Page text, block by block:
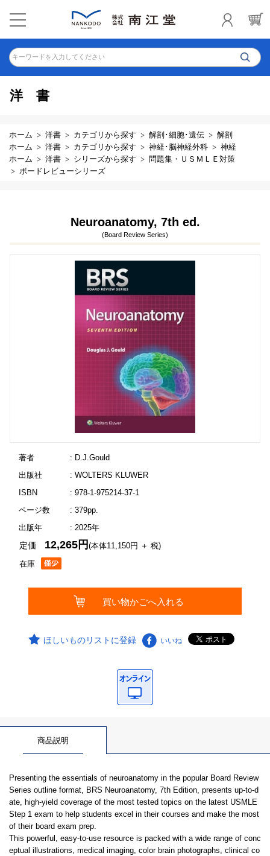
キーワードを入力してください
洋書
ホーム 洋書 カテゴリから探す 解剖･細胞･遺伝
解剖
ホーム
洋書 カテゴリから探す 神経･脳神経外科
神経
ホーム
洋書 シリーズから探す
問題集・ＵＳＭＬＥ対策
ボードレビューシリーズ
Neuroanatomy, 7th ed.
(Board Review Series)
著者
: D.J.Gould
出版社
: WOLTERS KLUWER
ISBN
: 978-1-975214-37-1
ページ数
: 379pp.
出版年
: 2025年
在庫
定価 12,265円(本体11,150円 ＋ 税)
ほしいものリストに登録 いいね
商品説明
Presenting the essentials of neuroanatomy in the popular Board Review
Series outline format, BRS Neuroanatomy, 7th Edition, presents up-to-d
ate, high-yield coverage of the most tested topics on the latest USMLE
Step 1 exam to help students excel in their courses and make the most
of their board exam prep.
This powerful, easy-to-use resource is packed with a wide range of conc
eptual illustrations, medical imaging, color brain photographs, clinical co